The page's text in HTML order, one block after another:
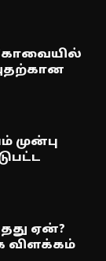
முன்பு
ஏன்?
விளக்கம்